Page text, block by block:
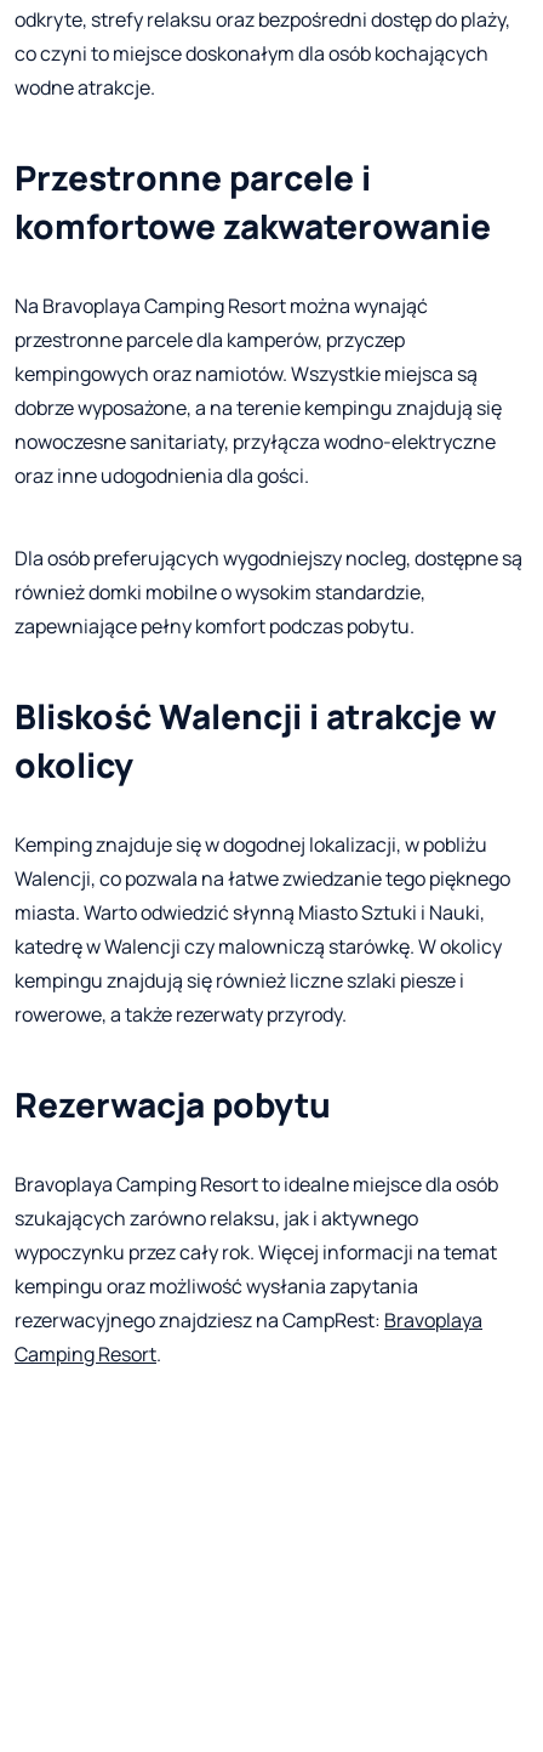
odkryte, strefy relaksu oraz bezpośredni dostęp do plaży,
co czyni to miejsce doskonałym dla osób kochających
wodne atrakcje.
Przestronne parcele i
komfortowe zakwaterowanie
Na Bravoplaya Camping Resort można wynająć
przestronne parcele dla kamperów, przyczep
kempingowych oraz namiotów. Wszystkie miejsca są
dobrze wyposażone, a na terenie kempingu znajdują się
nowoczesne sanitariaty, przyłącza wodno-elektryczne
oraz inne udogodnienia dla gości.
Dla osób preferujących wygodniejszy nocleg, dostępne są
również domki mobilne o wysokim standardzie,
zapewniające pełny komfort podczas pobytu.
Bliskość Walencji i atrakcje w
okolicy
Kemping znajduje się w dogodnej lokalizacji, w pobliżu
Walencji, co pozwala na łatwe zwiedzanie tego pięknego
miasta. Warto odwiedzić słynną Miasto Sztuki i Nauki,
katedrę w Walencji czy malowniczą starówkę. W okolicy
kempingu znajdują się również liczne szlaki piesze i
rowerowe, a także rezerwaty przyrody.
Rezerwacja pobytu
Bravoplaya Camping Resort to idealne miejsce dla osób
szukających zarówno relaksu, jak i aktywnego
wypoczynku przez cały rok. Więcej informacji na temat
kempingu oraz możliwość wysłania zapytania
rezerwacyjnego znajdziesz na CampRest: Bravoplaya
Camping Resort.